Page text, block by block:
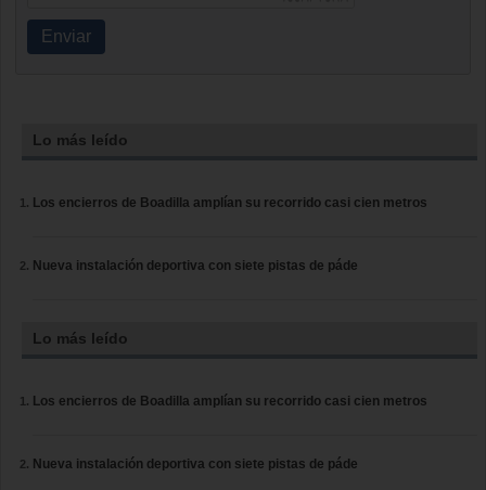
Enviar
Lo más leído
Los encierros de Boadilla amplían su recorrido casi cien metros
Nueva instalación deportiva con siete pistas de páde
Lo más leído
Los encierros de Boadilla amplían su recorrido casi cien metros
Nueva instalación deportiva con siete pistas de páde